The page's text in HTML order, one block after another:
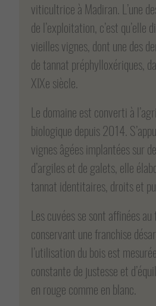
viticultrice à Madiran. L’une
de l’exploitation, c’est qu’elle
vieilles vignes, dont une des
de tannat préphylloxériques,
XIXe siècle.
Le domaine est converti à
biologique depuis 2014.
vignes âgées implantées sur
d’argiles et de galets, elle
tannat identitaires, droits et
Les cuvées se sont affinées
conservant une franchise
l’utilisation du bois est
constante de justesse et
en rouge comme en blanc.